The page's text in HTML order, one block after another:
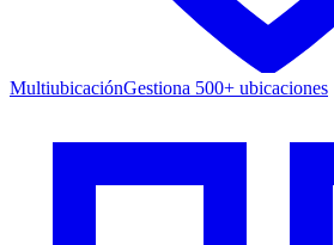
MultiubicaciónGestiona 500+ ubicaciones